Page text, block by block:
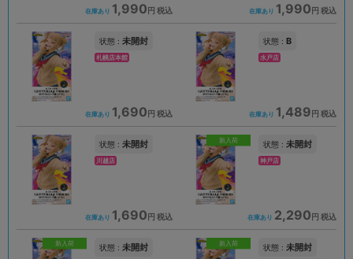
在庫あり 1,990 円 税込 在庫あり 1,990 円 税込
状態 : 未開封
札幌店本館
在庫あり 1,690 円 税込
状態 : B
水戸店
在庫あり 1,489 円 税込
状態 : 未開封
川越店
在庫あり 1,690 円 税込
新入荷 状態 : 未開封
神戸店
在庫あり 2,290 円 税込
新入荷 状態 : 未開封 新入荷 状態 : 未開封